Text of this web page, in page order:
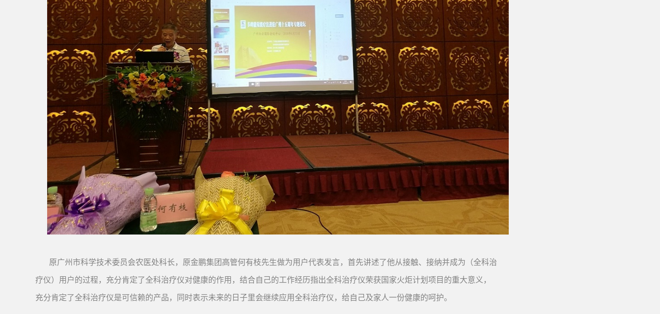
原广州市科学技术委员会农医处科长，原金鹏集团高管何有枝先生做为用户代表发言，首先讲述了他从接触、接纳并成为（全科治
疗仪）用户的过程，充分肯定了全科治疗仪对健康的作用，结合自己的工作经历指出全科治疗仪荣获国家火炬计划项目的重大意义，
充分肯定了全科治疗仪是可信赖的产品，同时表示未来的日子里会继续应用全科治疗仪，给自己及家人一份健康的呵护。